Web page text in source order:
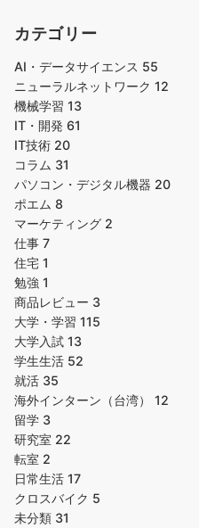
カテゴリー
AI・データサイエンス 55
ニューラルネットワーク 12
機械学習 13
IT・開発 61
IT技術 20
コラム 31
パソコン・デジタル機器 20
ポエム 8
マーケティング 2
仕事 7
住宅 1
勉強 1
商品レビュー 3
大学・学習 115
大学入試 13
学生生活 52
就活 35
海外インターン（台湾） 12
留学 3
研究室 22
転室 2
日常生活 17
クロスバイク 5
未分類 31